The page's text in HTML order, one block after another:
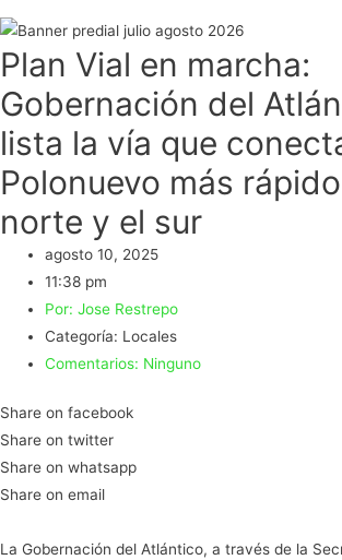
Plan Vial en marcha:
Gobernación del
lista la vía que
Polonuevo más
norte y el sur
agosto 10, 2025
11:38 pm
Por: Jose Restrepo
Categoría: Locales
Comentarios: Ninguno
Share on facebook
Share on twitter
Share on whatsapp
Share on email
La Gobernación del Atlántico, a través de la